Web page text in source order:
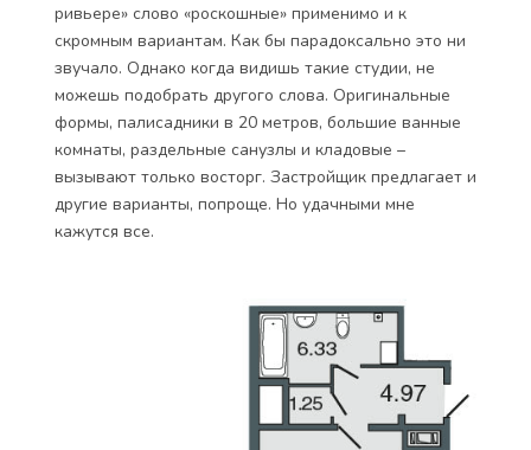
ривьере» слово «роскошные» применимо и к
скромным вариантам. Как бы парадоксально это ни
звучало. Однако когда видишь такие студии, не
можешь подобрать другого слова. Оригинальные
формы, палисадники в 20 метров, большие ванные
комнаты, раздельные санузлы и кладовые –
вызывают только восторг. Застройщик предлагает и
другие варианты, попроще. Но удачными мне
кажутся все.